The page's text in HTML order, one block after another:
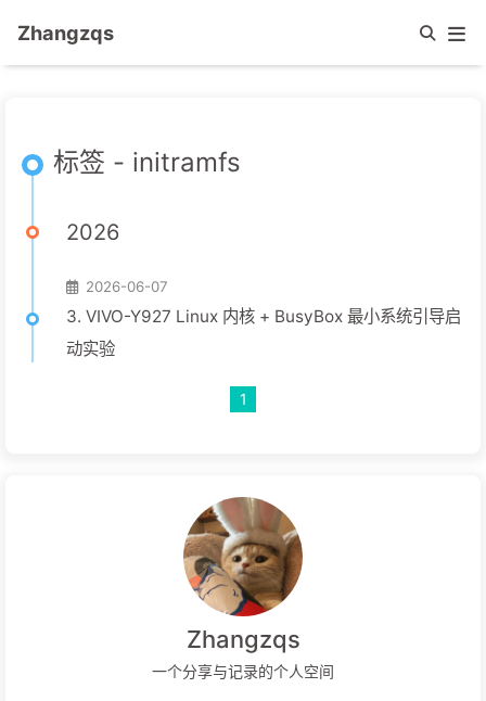
Zhangzqs
标签 - initramfs
2026
2026-06-07
3. VIVO-Y927 Linux 内核 + BusyBox 最小系统引导启
动实验
1
Zhangzqs
一个分享与记录的个人空间